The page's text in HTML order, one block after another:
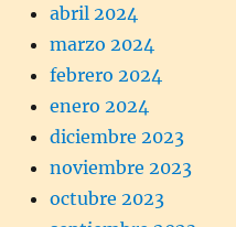
abril 2024
marzo 2024
febrero 2024
enero 2024
diciembre 2023
noviembre 2023
octubre 2023